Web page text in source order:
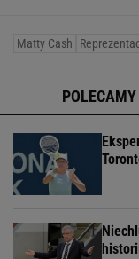
Matty Cash
POLECAMY